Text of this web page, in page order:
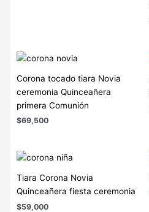
Corona tocado tiara Novia
ceremonia Quinceañera
primera Comunión
$69,500
Tiara Corona Novia
Quinceañera fiesta ceremonia
$59,000